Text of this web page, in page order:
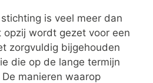
is veel meer dan
wordt gezet voor een
zorgvuldig bijgehouden
die op de lange termijn
manieren waarop